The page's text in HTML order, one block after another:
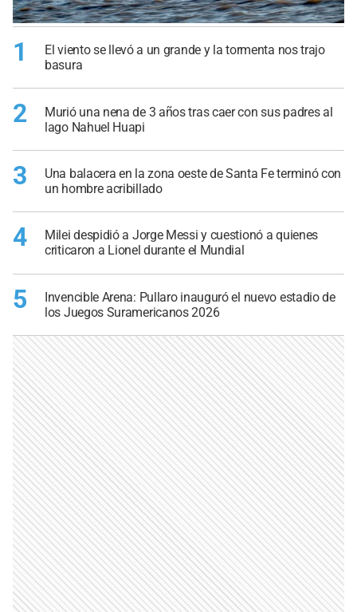
1
El viento se llevó a un grande y la tormenta nos trajo
basura
2
Murió una nena de 3 años tras caer con sus padres al
lago Nahuel Huapi
3
Una balacera en la zona oeste de Santa Fe terminó con
un hombre acribillado
4
Milei despidió a Jorge Messi y cuestionó a quienes
criticaron a Lionel durante el Mundial
5
Invencible Arena: Pullaro inauguró el nuevo estadio de
los Juegos Suramericanos 2026